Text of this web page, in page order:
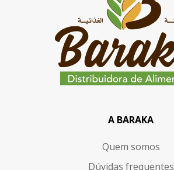
A BARAKA
Quem somos
Dúvidas frequentes